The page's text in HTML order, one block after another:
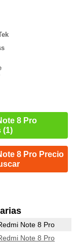
8 Pro
(1)
8 Pro Precio
Note 8 Pro
Note 8 Pro